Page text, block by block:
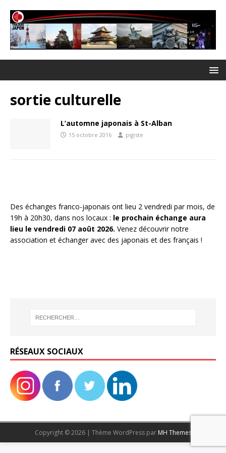
sortie culturelle
L’automne japonais à St-Alban
15 octobre 2016 pigiste
Des échanges franco-japonais ont lieu 2 vendredi par mois, de
19h à 20h30, dans nos locaux : le prochain échange aura
lieu le vendredi 07 août 2026. Venez découvrir notre
association et échanger avec des japonais et des français !
RÉSEAUX SOCIAUX
Copyright © 2026 | Thème WordPress par MH Themes